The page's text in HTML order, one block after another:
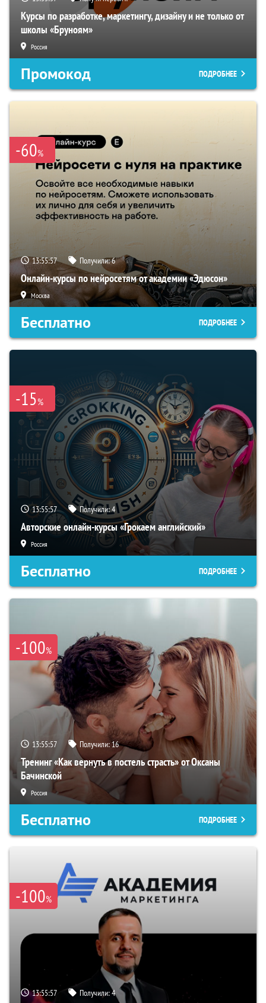
Курсы по разработке, маркетингу, дизайну и не только от
школы «Бруноям»
Россия
Промокод ПОДРОБНЕЕ
-60%
13:55:56 Получили:6
Онлайн-курсы по нейросетям от академии «Эдюсон»
Москва
Бесплатно ПОДРОБНЕЕ
-15%
13:55:56 Получили:4
Авторские онлайн-курсы «Грокаем английский»
Россия
Бесплатно ПОДРОБНЕЕ
-100%
13:55:56 Получили:16
Тренинг «Как вернуть в постель страсть» от Оксаны
Бачинской
Россия
Бесплатно ПОДРОБНЕЕ
-100%
13:55:56 Получили:4